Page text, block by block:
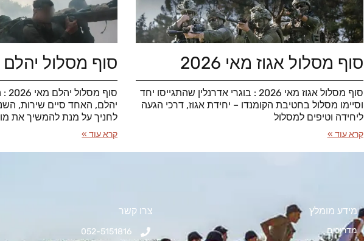
סוף מסלול אגוז מאי 2026
סוף מסלול אגוז מאי 2026 : בוגרי אדרנלין שהתגייסו יחד
וסיימו מסלול בחטיבת הקומנדו – יחידת אגוז, דרכי הגעה
ליחידה וטיפים למסלול
קרא עוד »
סוף מסלול יהלם מאי
יהלם, האחד סיים שירות,
לחניך על מנת להמשיך את
קרא עוד »
מידע מומלץ
מדריכים
צרו קשר
052-5151816